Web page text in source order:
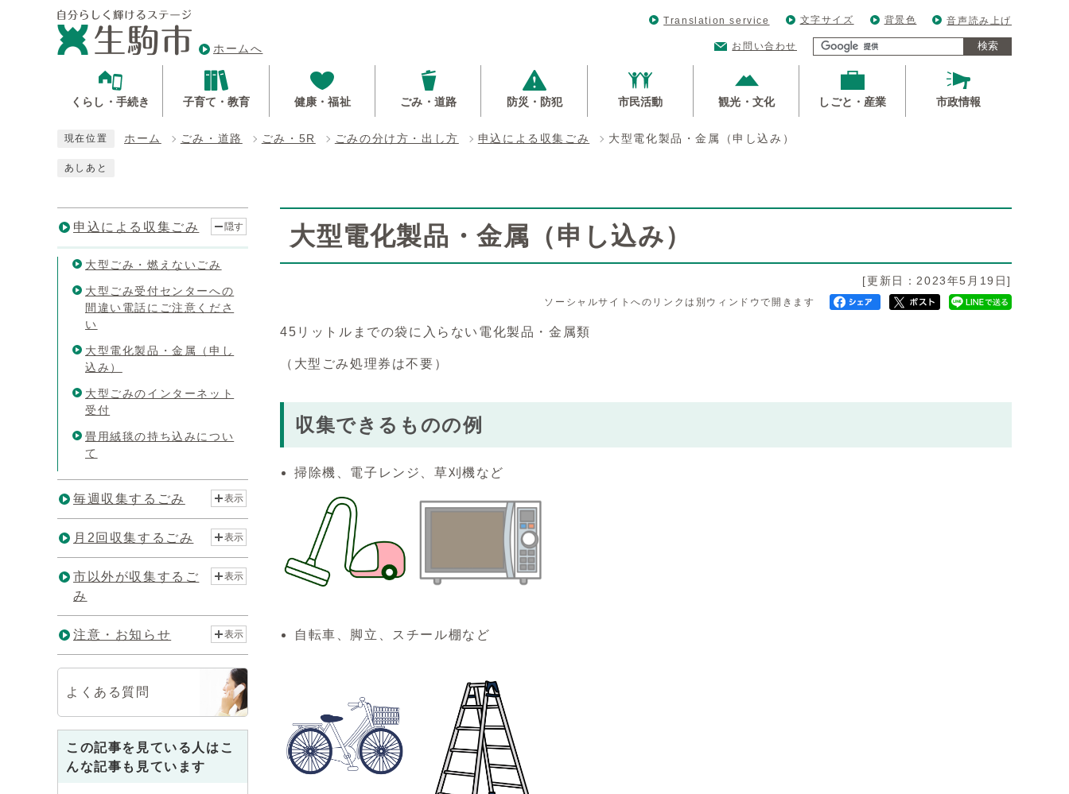
ホームへ
Translation service 文字サイズ 背景色 音声読み上げ
お問い合わせ 検索
くらし・手続き 子育て・教育 健康・福祉 ごみ・道路 防災・防犯 市民活動 観光・文化 しごと・産業 市政情報
現在位置 ホーム ごみ・道路 ごみ・5R ごみの分け方・出し方 申込による収集ごみ 大型電化製品・金属（申し込み）
あしあと
大型電化製品・金属（申し込み）
[更新日：2023年5月19日]
ソーシャルサイトへのリンクは別ウィンドウで開きます
45リットルまでの袋に入らない電化製品・金属類
（大型ごみ処理券は不要）
収集できるものの例
掃除機、電子レンジ、草刈機など
自転車、脚立、スチール棚など
申込による収集ごみ 隠す
大型ごみ・燃えないごみ
大型ごみ受付センターへの
間違い電話にご注意くださ
い
大型電化製品・金属（申し
込み）
大型ごみのインターネット
受付
畳用絨毯の持ち込みについ
て
毎週収集するごみ 表示
月2回収集するごみ 表示
市以外が収集するご
み
表示
注意・お知らせ 表示
よくある質問
この記事を見ている人はこ
んな記事も見ています